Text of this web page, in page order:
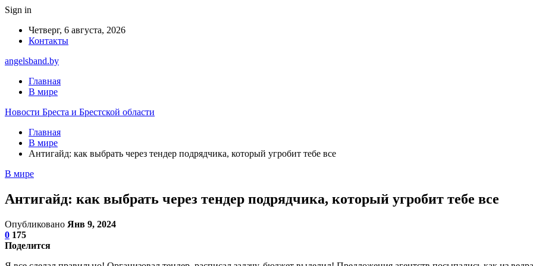
Sign in
Четверг, 6 августа, 2026
Контакты
angelsband.by
Главная
В мире
Новости Бреста и Брестской области
Главная
В мире
Антигайд: как выбрать через тендер подрядчика, который угробит тебе все
В мире
Антигайд: как выбрать через тендер подрядчика, который угробит тебе все
Опубликовано Янв 9, 2024
0 175
Поделится